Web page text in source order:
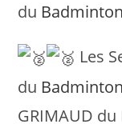
du
Les
du
GRIMAUD du